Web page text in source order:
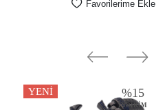
Favorilerime Ekle
YENI %15
İNDIRIM